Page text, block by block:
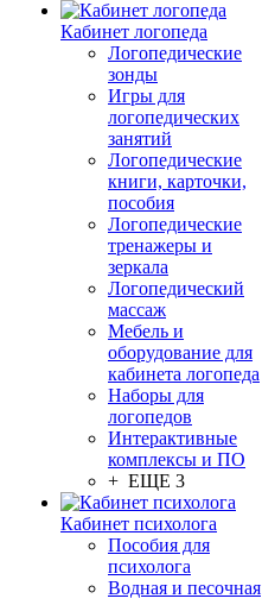
Кабинет логопеда
Логопедические
зонды
Игры для
логопедических
занятий
Логопедические
книги, карточки,
пособия
Логопедические
тренажеры и
зеркала
Логопедический
массаж
Мебель и
оборудование для
кабинета логопеда
Наборы для
логопедов
Интерактивные
комплексы и ПО
+ ЕЩЕ 3
Кабинет психолога
Пособия для
психолога
Водная и песочная